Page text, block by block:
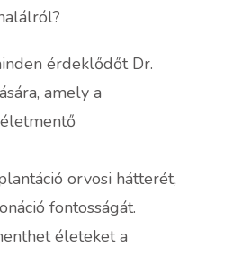
érdeklődőt Dr.
amely a
orvosi hátterét,
fontosságát.
életeket a